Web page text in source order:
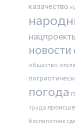
казачество
новости
общество
погода
труда
беспилотник